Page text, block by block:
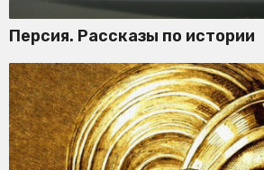
Персия. Рассказы по истории